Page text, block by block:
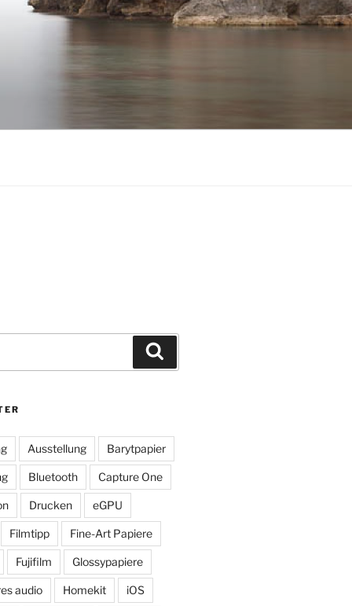
Ausstellung Barytpapier
Bluetooth Capture One
Drucken eGPU
Filmtipp Fine-Art Papiere
Fujifilm Glossypapiere
audio Homekit iOS